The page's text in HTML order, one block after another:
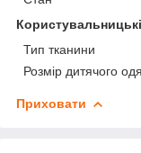
Тип тканини
Розмір дитячого
Приховати